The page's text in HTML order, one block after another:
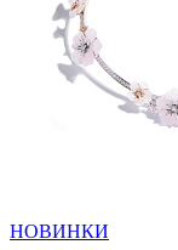
НОВИНКИ